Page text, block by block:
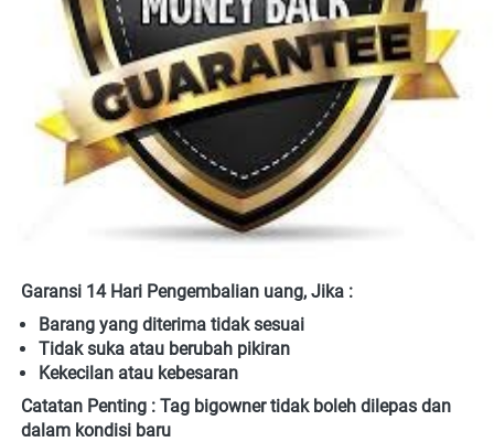
Garansi 14 Hari Pengembalian uang, Jika :
Barang yang diterima tidak sesuai
Tidak suka atau berubah pikiran
Kekecilan atau kebesaran
Catatan Penting : Tag bigowner tidak boleh dilepas dan
dalam kondisi baru